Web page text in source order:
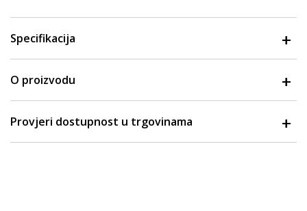
Specifikacija
O proizvodu
Provjeri dostupnost u trgovinama